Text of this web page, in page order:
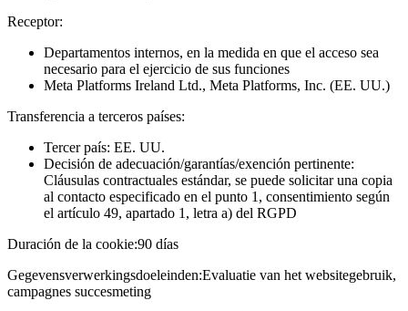
Receptor:
Departamentos internos, en la medida en que el acceso sea
necesario para el ejercicio de sus funciones
Meta Platforms Ireland Ltd., Meta Platforms, Inc. (EE. UU.)
Transferencia a terceros países:
Tercer país: EE. UU.
Decisión de adecuación/garantías/exención pertinente:
Cláusulas contractuales estándar, se puede solicitar una copia
al contacto especificado en el punto 1, consentimiento según
el artículo 49, apartado 1, letra a) del RGPD
Duración de la cookie:90 días
Gegevensverwerkingsdoeleinden:Evaluatie van het websitegebruik,
campagnes succesmeting